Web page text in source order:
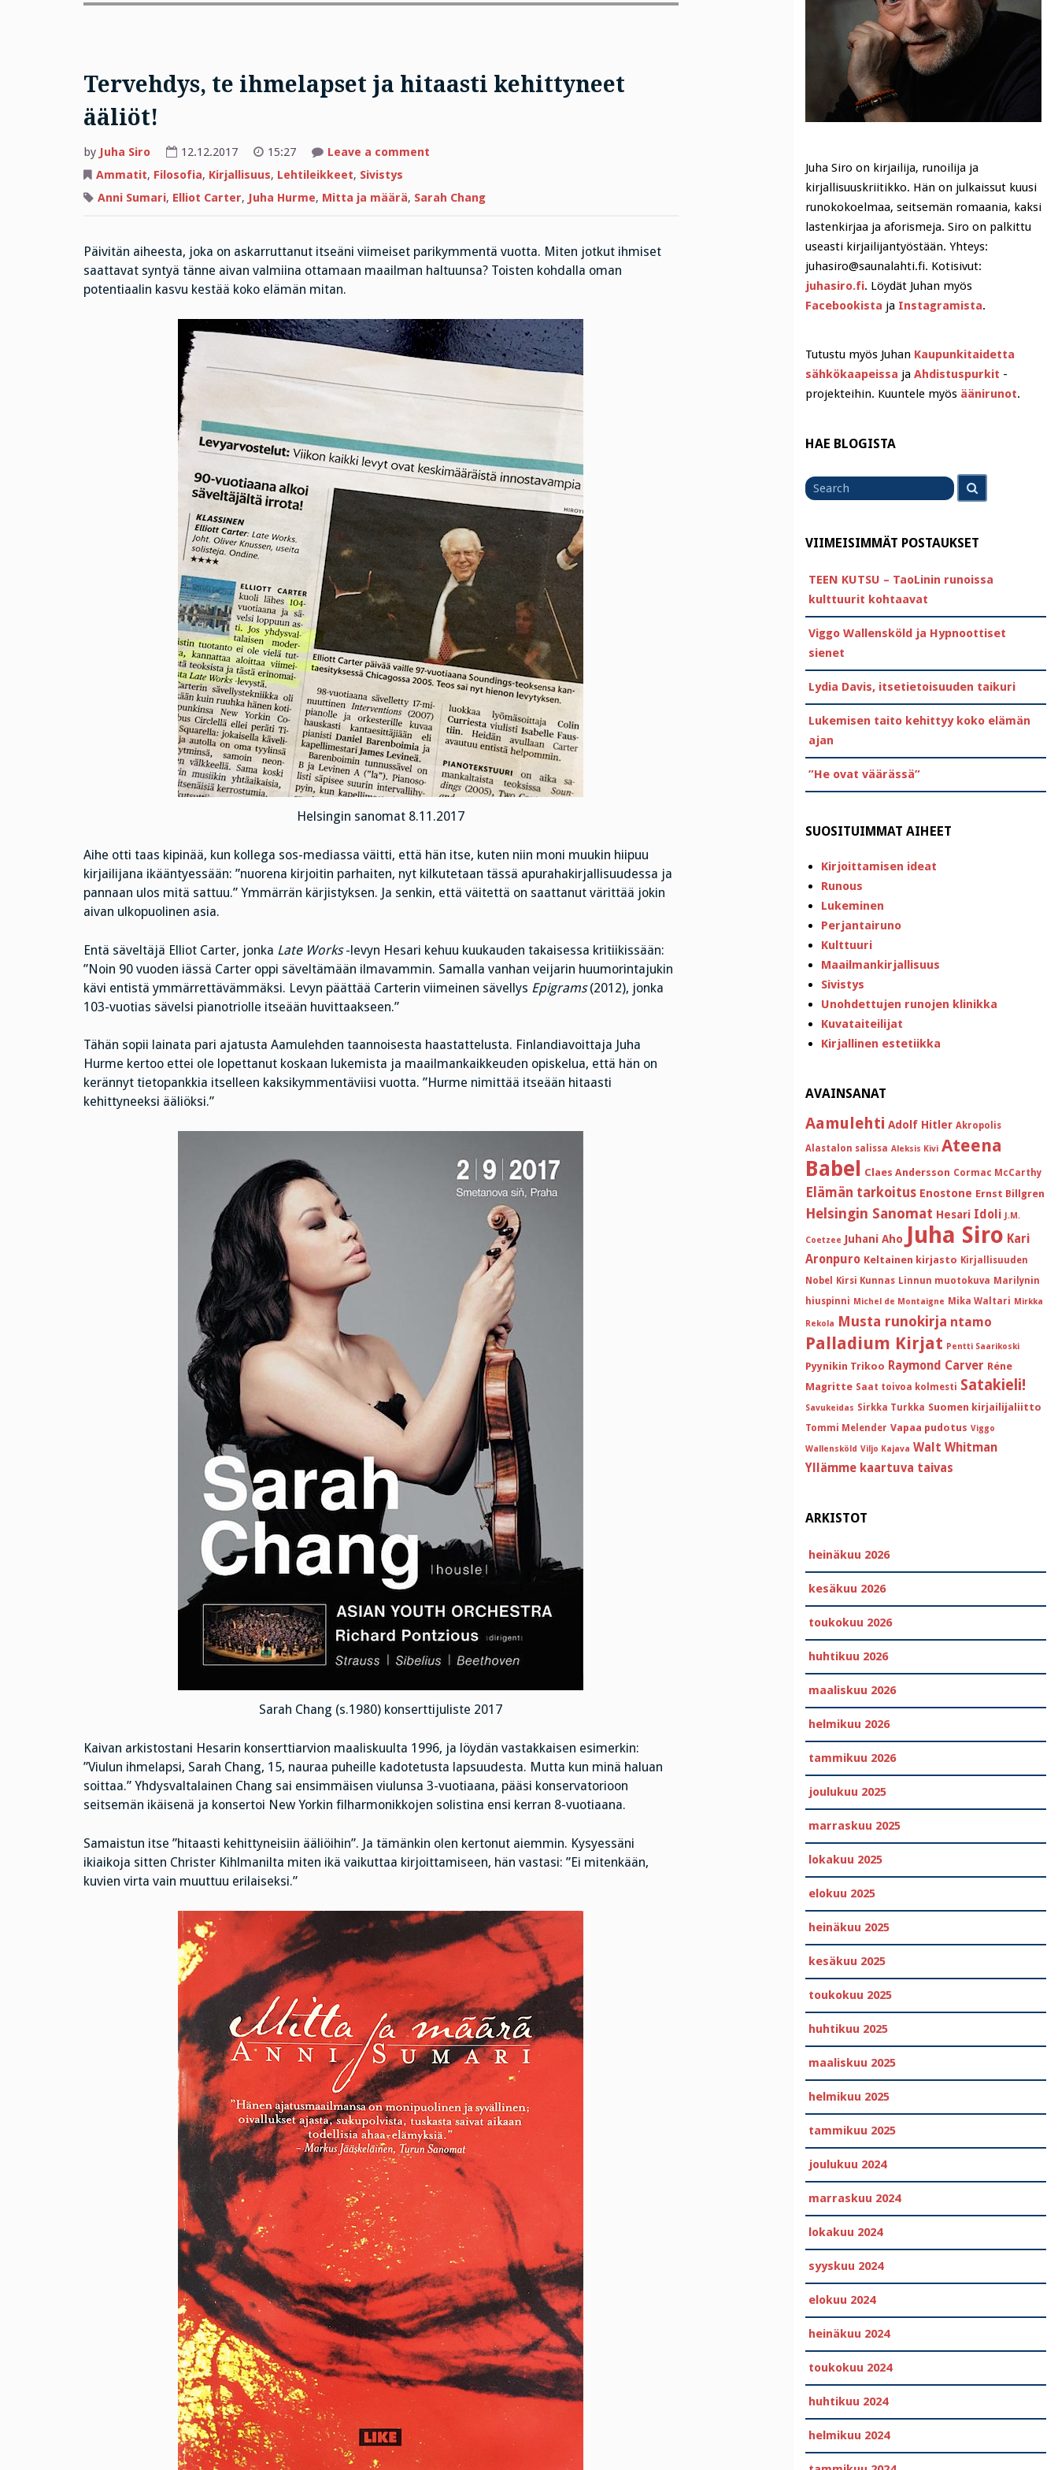
Tervehdys, te ihmelapset ja hitaasti kehittyneet
ääliöt!
by Juha Siro 12.12.2017 15:27 Leave a commenton
ja
hitaasti
Ammatit, Filosofia, Kirjallisuus, Lehtileikkeet, Sivistys
Anni Sumari, Elliot Carter, Juha Hurme, Mitta ja määrä, Sarah Chang
Päivitän aiheesta, joka on askarruttanut itseäni viimeiset parikymmentä vuotta. Miten jotkut ihmiset
saattavat syntyä tänne aivan valmiina ottamaan maailman haltuunsa? Toisten kohdalla oman
potentiaalin kasvu kestää koko elämän mitan.
Helsingin sanomat 8.11.2017
Aihe otti taas kipinää, kun kollega sos-mediassa väitti, että hän itse, kuten niin moni muukin hiipuu
kirjailijana ikääntyessään: ”nuorena kirjoitin parhaiten, nyt kilkutetaan tässä apurahakirjallisuudessa ja
pannaan ulos mitä sattuu.” Ymmärrän kärjistyksen. Ja senkin, että väitettä on saattanut värittää jokin
aivan ulkopuolinen asia.
Entä säveltäjä Elliot Carter, jonka Late Works-levyn Hesari kehuu kuukauden takaisessa kritiikissään:
”Noin 90 vuoden iässä Carter oppi säveltämään ilmavammin. Samalla vanhan veijarin huumorintajukin
kävi entistä ymmärrettävämmäksi. Levyn päättää Carterin viimeinen sävellys Epigrams(2012), jonka
103-vuotias sävelsi pianotriolle itseään huvittaakseen.”
Tähän sopii lainata pari ajatusta Aamulehden taannoisesta haastattelusta. Finlandiavoittaja Juha
Hurme kertoo ettei ole lopettanut koskaan lukemista ja maailmankaikkeuden opiskelua, että hän on
kerännyt tietopankkia itselleen kaksikymmentäviisi vuotta. ”Hurme nimittää itseään hitaasti
kehittyneeksi ääliöksi.”
Sarah Chang (s.1980) konserttijuliste 2017
Kaivan arkistostani Hesarin konserttiarvion maaliskuulta 1996, ja löydän vastakkaisen esimerkin:
”Viulun ihmelapsi, Sarah Chang, 15, nauraa puheille kadotetusta lapsuudesta. Mutta kun minä haluan
soittaa.” Yhdysvaltalainen Chang sai ensimmäisen viulunsa 3-vuotiaana, pääsi konservatorioon
seitsemän ikäisenä ja konsertoi New Yorkin filharmonikkojen solistina ensi kerran 8-vuotiaana.
Samaistun itse ”hitaasti kehittyneisiin ääliöihin”. Ja tämänkin olen kertonut aiemmin. Kysyessäni
ikiaikoja sitten Christer Kihlmanilta miten ikä vaikuttaa kirjoittamiseen, hän vastasi: ”Ei mitenkään,
kuvien virta vain muuttuu erilaiseksi.”
Juha Siro on kirjailija, runoilija ja
kirjallisuuskriitikko. Hän on julkaissut kuusi
runokokoelmaa, seitsemän romaania, kaksi
lastenkirjaa ja aforismeja. Siro on palkittu
useasti kirjailijantyöstään. Yhteys:
juhasiro@saunalahti.fi. Kotisivut:
juhasiro.fi. Löydät Juhan myös
Facebookista ja Instagramista.
Tutustu myös Juhan Kaupunkitaidetta
sähkökaapeissa ja Ahdistuspurkit -
projekteihin. Kuuntele myös äänirunot.
HAE BLOGISTA
for
VIIMEISIMMÄT POSTAUKSET
TEEN KUTSU – TaoLinin runoissa
kulttuurit kohtaavat
Viggo Wallensköld ja Hypnoottiset
sienet
Lydia Davis, itsetietoisuuden taikuri
Lukemisen taito kehittyy koko elämän
ajan
”He ovat väärässä”
SUOSITUIMMAT AIHEET
Kirjoittamisen ideat
Runous
Lukeminen
Perjantairuno
Kulttuuri
Maailmankirjallisuus
Sivistys
Unohdettujen runojen klinikka
Kuvataiteilijat
Kirjallinen estetiikka
AVAINSANAT
Aamulehti Adolf Hitler Akropolis
Alastalon salissa Aleksis Kivi Ateena
Babel Claes Andersson Cormac McCarthy
Elämän tarkoitus Enostone Ernst Billgren
Helsingin Sanomat Hesari Idoli J.M.
Coetzee Juhani Aho Juha Siro Kari
Aronpuro Keltainen kirjasto Kirjallisuuden
Nobel
Kirsi Kunnas Linnun muotokuva Marilynin
hiuspinni Michel de Montaigne Mika Waltari Mirkka
Rekola Musta runokirja ntamo
Palladium Kirjat Pentti Saarikoski
Pyynikin Trikoo Raymond Carver Réne
Magritte Saat toivoa kolmesti Satakieli!
Savukeidas Sirkka Turkka Suomen kirjailijaliitto
Tommi Melender Vapaa pudotus Viggo
Wallensköld Viljo Kajava Walt Whitman
Yllämme kaartuva taivas
ARKISTOT
heinäkuu 2026
kesäkuu 2026
toukokuu 2026
huhtikuu 2026
maaliskuu 2026
helmikuu 2026
tammikuu 2026
joulukuu 2025
marraskuu 2025
lokakuu 2025
elokuu 2025
heinäkuu 2025
kesäkuu 2025
toukokuu 2025
huhtikuu 2025
maaliskuu 2025
helmikuu 2025
tammikuu 2025
joulukuu 2024
marraskuu 2024
lokakuu 2024
syyskuu 2024
elokuu 2024
heinäkuu 2024
toukokuu 2024
huhtikuu 2024
helmikuu 2024